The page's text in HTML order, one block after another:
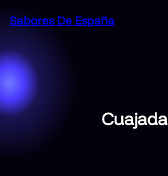
Sabores De España
Cuajada